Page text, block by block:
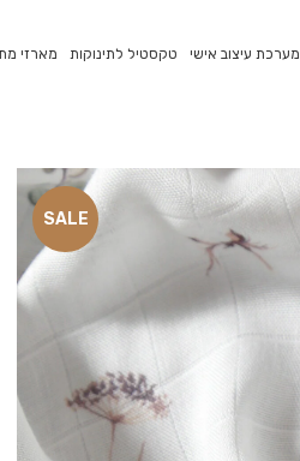
מערכת עיצוב אישי טקסטיל לתינוקות מארזי
SALE